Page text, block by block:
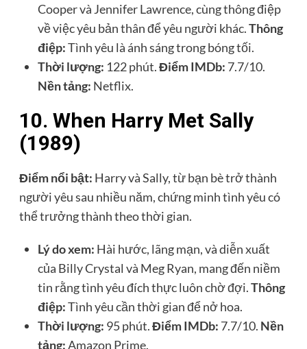
Cooper và Jennifer Lawrence, cùng thông điệp
về việc yêu bản thân để yêu người khác.Thông
điệp:Tình yêu là ánh sáng trong bóng tối.
Thời lượng: 122 phút.Điểm IMDb: 7.7/10.
Nền tảng: Netflix.
10. When Harry Met Sally
(1989)
Điểm nổi bật: Harry và Sally, từ bạn bè trở thành
người yêu sau nhiều năm, chứng minh tình yêu có
thể trưởng thành theo thời gian.
Lý do xem: Hài hước, lãng mạn, và diễn xuất
của Billy Crystal và Meg Ryan, mang đến niềm
tin rằng tình yêu đích thực luôn chờ đợi.Thông
điệp:Tình yêu cần thời gian để nở hoa.
Thời lượng: 95 phút.Điểm IMDb: 7.7/10. Nền
tảng:Amazon Prime.